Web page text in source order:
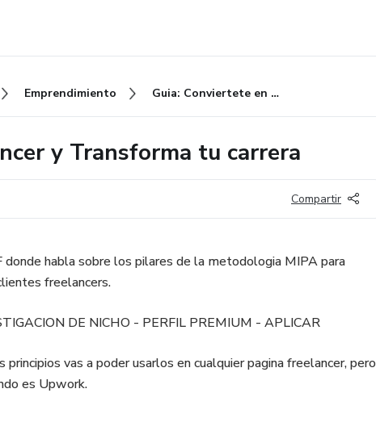
Emprendimiento Guia: Conviertete en Freelancer y Transforma tu carrera
y Transforma tu carrera
Compartir
donde habla sobre los pilares de la metodologia MIPA para
freelancers.
DE NICHO - PERFIL PREMIUM - APLICAR
vas a poder usarlos en cualquier pagina freelancer, pero
es Upwork.